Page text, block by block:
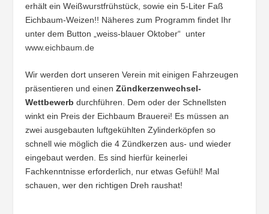
erhält ein Weißwurstfrühstück, sowie ein 5-Liter Faß
Eichbaum-Weizen!! Näheres zum Programm findet Ihr
unter dem Button „weiss-blauer Oktober“ unter
www.eichbaum.de
Wir werden dort unseren Verein mit einigen Fahrzeugen
präsentieren und einenZündkerzenwechsel-
Wettbewerb durchführen. Dem oder der Schnellsten
winkt ein Preis der Eichbaum Brauerei! Es müssen an
zwei ausgebauten luftgekühlten Zylinderköpfen so
schnell wie möglich die 4 Zündkerzen aus- und wieder
eingebaut werden. Es sind hierfür keinerlei
Fachkenntnisse erforderlich, nur etwas Gefühl! Mal
schauen, wer den richtigen Dreh raushat!